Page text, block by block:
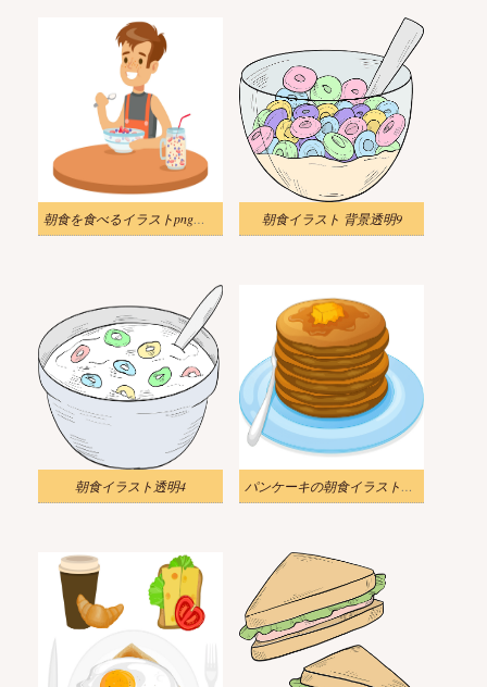
朝食を食べるイラストpng画像 朝食イラスト 背景透明9
朝食イラスト透明4 パンケーキの朝食イラストpng